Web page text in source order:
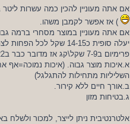
אם אתה מעוניין להכין כמה עשרות
) אז אפשר לקמבן משהו.
אם אתה מעוניין במוצר מסחרי ברמה
פרימיום ב7-9 שקל\קג אז מדובר כבר ב20-22 שקל\ליטר) אז מדובר על השקעה כספית ראשונית לא מעטה בשביל:
א.איכות מוצר גבוה. (איכות נמוכה=אף
השליליות מתחילות להתגלגל)
ב.אורך חיים ללא קירור.
ג.בטיחות מזון
אלטרנטיבית ניתן לייצר, למכור ולשלח